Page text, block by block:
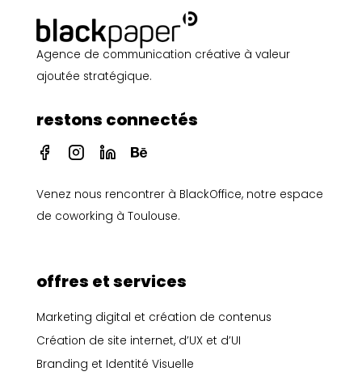
Agence de communication créative à valeur
ajoutée stratégique.
restons connectés
I
c
n
-
e
o
o
k
I
c
n
-
t
g
r
a
m
I
c
n
-
k
d
i
n
I
n
-
a
c
e
Venez nous rencontrer à BlackOffice, notre espace
de coworking à Toulouse.
offres et services
Marketing digital et création de contenus
Création de site internet, d’UX et d’UI
Branding et Identité Visuelle